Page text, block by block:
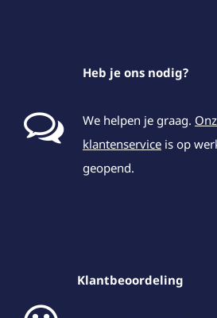
Heb je ons nodig?
We helpen je graag.
klantenservice is op
geopend.
Klantbeoordeling